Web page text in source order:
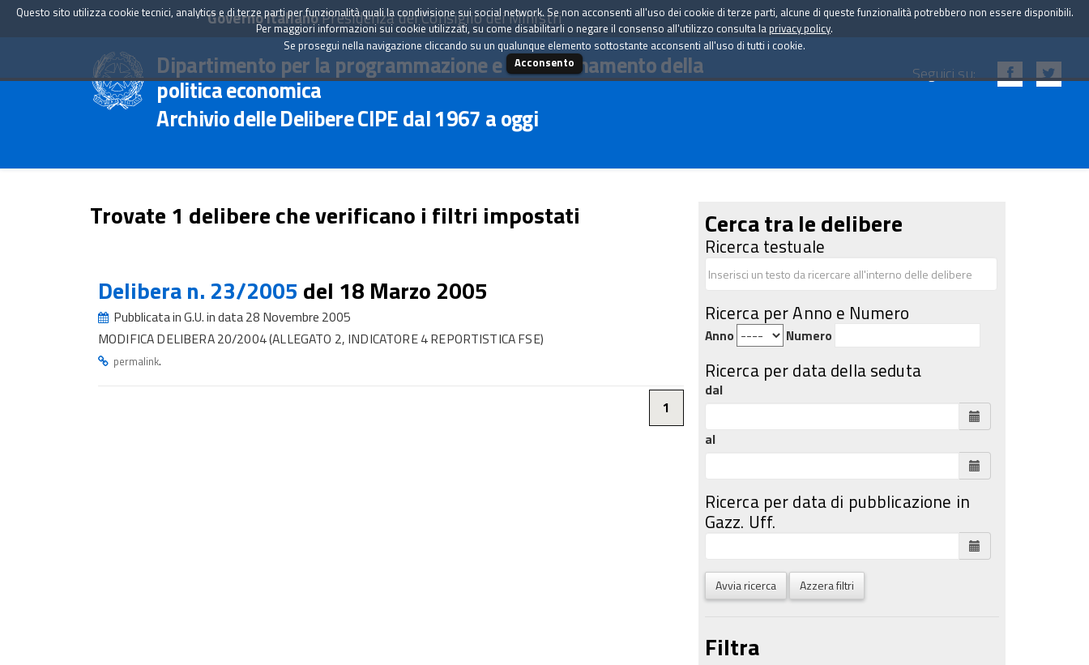
Governo ItalianoPresidenza del Consiglio dei Ministri
Dipartimento per la programmazione e il coordinamento della
politica economica
Archivio delle Delibere CIPE dal 1967 a oggi
Seguici su:
Trovate 1 delibere che verificano i filtri impostati
Delibera n. 23/2005 del 18 Marzo 2005
Pubblicata in G.U. in data 28 Novembre 2005
MODIFICA DELIBERA 20/2004 (ALLEGATO 2, INDICATORE 4 REPORTISTICA FSE)
permalink.
1
Cerca tra le delibere
Ricerca testuale
Ricerca per Anno e Numero
Anno Numero
Ricerca per data della seduta
dal
al
Ricerca per data di pubblicazione in
Gazz. Uff.
Avvia ricerca Azzera filtri
Filtra
Questo sito utilizza cookie tecnici, analytics e di terze parti per funzionalità quali la condivisione sui social network. Se non acconsenti all'uso dei cookie di terze parti, alcune di queste funzionalità potrebbero non essere disponibili.
Per maggiori informazioni sui cookie utilizzati, su come disabilitarli o negare il consenso all'utilizzo consulta la privacy policy.
Se prosegui nella navigazione cliccando su un qualunque elemento sottostante acconsenti all'uso di tutti i cookie.
Acconsento